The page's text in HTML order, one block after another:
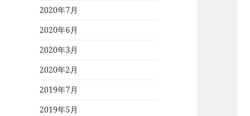
2020年7月
2020年6月
2020年3月
2020年2月
2019年7月
2019年5月